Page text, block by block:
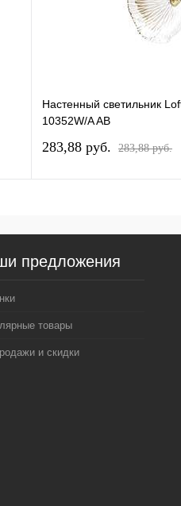
Настенный светильник
10352W/A AB
283,88 pуб. 283,88 pуб.
предложения
товары
и скидки